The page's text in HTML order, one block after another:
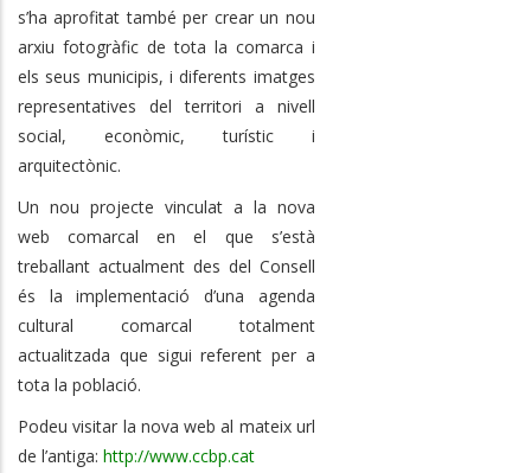
s’ha aprofitat també per crear un nou
arxiu fotogràfic de tota la comarca i
els seus municipis, i diferents imatges
representatives del territori a nivell
social, econòmic, turístic i
arquitectònic.
Un nou projecte vinculat a la nova
web comarcal en el que s’està
treballant actualment des del Consell
és la implementació d’una agenda
cultural comarcal totalment
actualitzada que sigui referent per a
tota la població.
Podeu visitar la nova web al mateix url
de l’antiga: http://www.ccbp.cat